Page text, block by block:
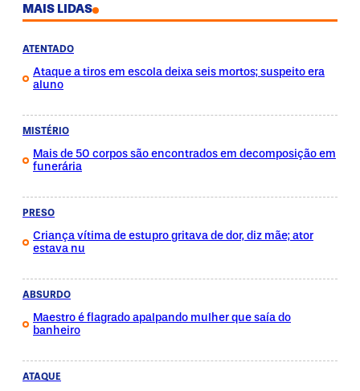
MAIS LIDAS
ATENTADO
Ataque a tiros em escola deixa seis mortos; suspeito era
aluno
MISTÉRIO
Mais de 50 corpos são encontrados em decomposição em
funerária
PRESO
Criança vítima de estupro gritava de dor, diz mãe; ator
estava nu
ABSURDO
Maestro é flagrado apalpando mulher que saía do
banheiro
ATAQUE